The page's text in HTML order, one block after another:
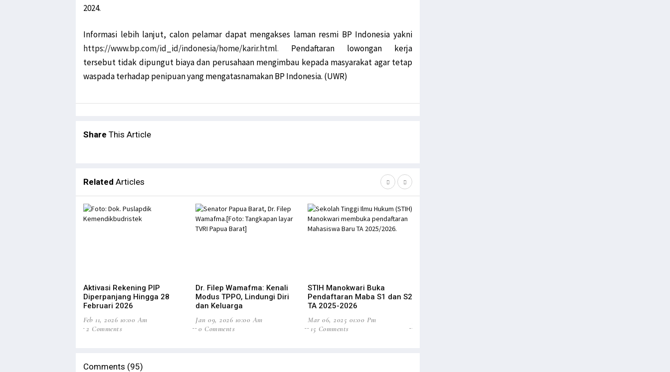
2024.
Informasi lebih lanjut, calon pelamar dapat mengakses laman resmi BP Indonesia yakni
https://www.bp.com/id_id/indonesia/home/karir.html. Pendaftaran lowongan kerja
tersebut tidak dipungut biaya dan perusahaan mengimbau kepada masyarakat agar tetap
waspada terhadap penipuan yang mengatasnamakan BP Indonesia. (UWR)
Share This Article
Related Articles
Aktivasi Rekening PIP
Diperpanjang Hingga 28
Februari 2026
Feb 11, 2026 10:00 Am
2 Comments
Dr. Filep Wamafma: Kenali
Modus TPPO, Lindungi Diri
dan Keluarga
Jan 09, 2026 10:00 Am
0 Comments
STIH Manokwari Buka
Pendaftaran Maba S1 dan S2
TA 2025-2026
Mar 06, 2025 01:00 Pm
15 Comments
Comments (95)